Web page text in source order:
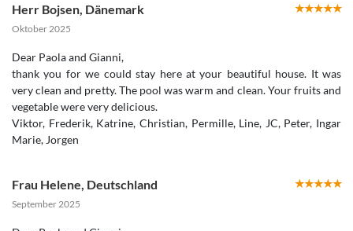
Herr Bojsen Dänemark
Oktober 2025
Dear Paola and Gianni,
thank you for we could stay here at your beautiful house. It was
very clean and pretty. The pool was warm and clean. Your fruits and
vegetable were very delicious.
Viktor, Frederik, Katrine, Christian, Permille, Line, JC, Peter, Ingar
Marie, Jorgen
Frau Helene Deutschland
September 2025